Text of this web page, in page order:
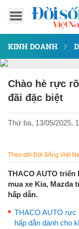
KINH DOANH
Chào hè rực
đãi đặc biệt
Thứ ba, 13/05/2025,
Theo dõi Đời Sống Việt
THACO AUTO
mua xe Kia, Mazda
hấp dẫn.
THACO AUTO rực
hấp dẫn dành cho